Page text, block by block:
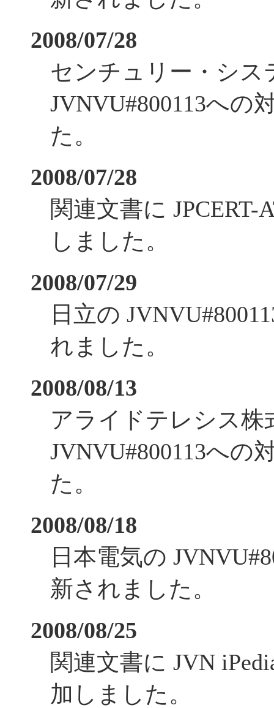
2008/07/28
センチュリー・シス
JVNVU#800113への
た。
2008/07/28
関連文書に JPCERT-
しました。
2008/07/29
日立の
れました。
2008/08/13
アライドテレシス株
JVNVU#800113への
た。
2008/08/18
日本電気の
新されました。
2008/08/25
関連文書に JVN
加しました。